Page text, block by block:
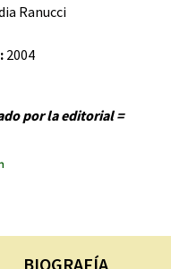
Ranucci
2004
por la editorial =
BIOGRAFÍA